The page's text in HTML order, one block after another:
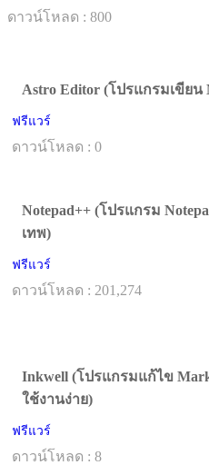
ดาวน์โหลด : 800
Astro Editor (โปรแกรมเขีย
ฟรีแวร์
ดาวน์โหลด : 0
Notepad++ (โปรแกรม
เทพ)
ฟรีแวร์
ดาวน์โหลด : 201,274
Inkwell (โปรแกรมแก้ไข
ใช้งานง่าย)
ฟรีแวร์
ดาวน์โหลด : 8